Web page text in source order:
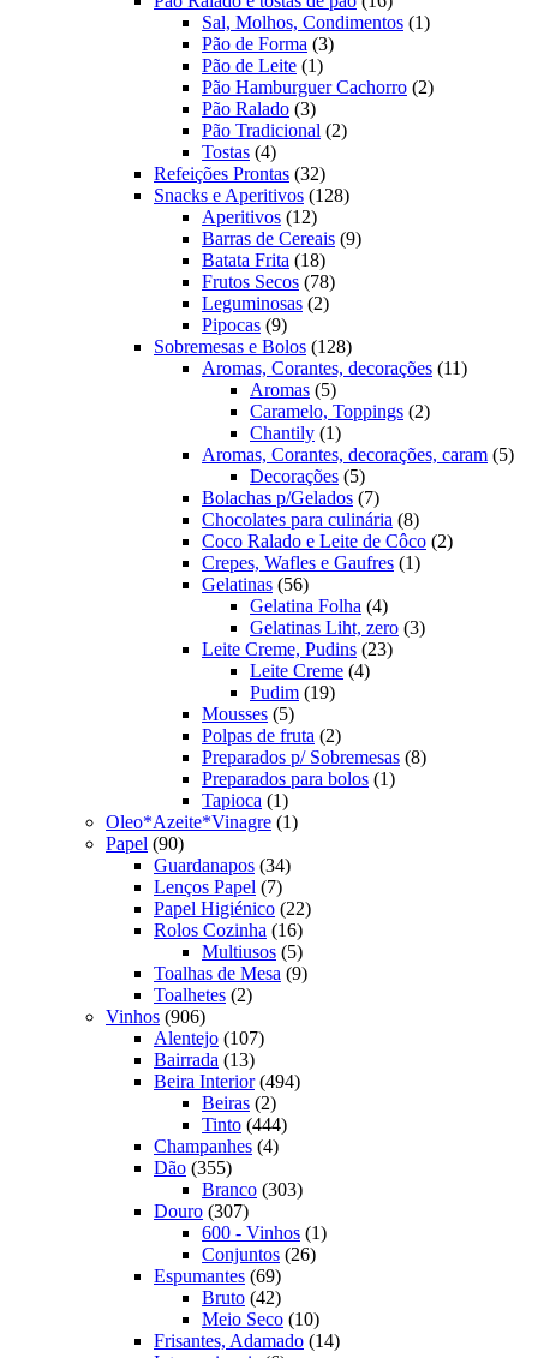
produtos
Sal, Molhos, Condimentos 11
Pão de Forma 33
Pão de Leite 11
produto
Pão Hamburguer Cachorro 22
Pão Ralado 33
produtos
Pão Tradicional 22
Tostas 44
produtos
Refeições Prontas 3232
produtos
Snacks e Aperitivos 128128
Aperitivos 1212
produtos
Barras de Cereais 99
Batata Frita 1818
produtos
Frutos Secos 7878
produtos
Leguminosas 22
Pipocas 99
produtos
Sobremesas e Bolos 128128
produtos
Aromas, Corantes, decorações 1111
Aromas 55
produtos
Caramelo, Toppings 22
Chantily 11
produto
Aromas, Corantes, decorações, caram 55
Decorações 55
produtos
Bolachas p/Gelados 77
produtos
Chocolates para culinária 88
produtos
Coco Ralado e Leite de Côco 22
Crepes, Wafles e Gaufres 11
Gelatinas 5656
produtos
Gelatina Folha 44
produtos
Gelatinas Liht, zero 33
Leite Creme, Pudins 2323
Leite Creme 44
Pudim 1919
Mousses 55
produtos
Polpas de fruta 22
produtos
Preparados p/ Sobremesas 88
Preparados para bolos 11
Tapioca 11
produto
Oleo*Azeite*Vinagre 11
Papel 9090
produtos
Guardanapos 3434
Lenços Papel 77
produtos
Papel Higiénico 2222
Rolos Cozinha 1616
produtos
Multiusos 55
produtos
Toalhas de Mesa 99
Toalhetes 22
Vinhos 906906
produtos
Alentejo 107107
Bairrada 1313
produtos
Beira Interior 494494
Beiras 22
produtos
Tinto 444444
Champanhes 44
Dão 355355
produtos
Branco 303303
Douro 307307
produtos
600 - Vinhos 11
Conjuntos 2626
Espumantes 6969
produtos
Bruto 4242
produtos
Meio Seco 1010
produtos
Frisantes, Adamado 1414